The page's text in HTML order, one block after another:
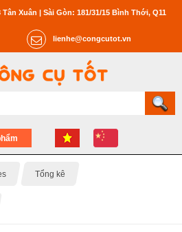
Tân Xuân | Sài Gòn: 181/31/15 Bình Thới, Q11
lienhe@congcutot.vn
Tổng kê